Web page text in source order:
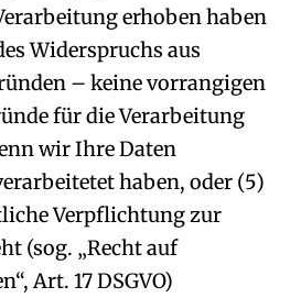
erhoben haben
Widerspruchs aus
– keine vorrangigen
für die Verarbeitung
wir Ihre Daten
haben, oder (5)
Verpflichtung zur
(sog. „Recht auf
Art. 17 DSGVO)